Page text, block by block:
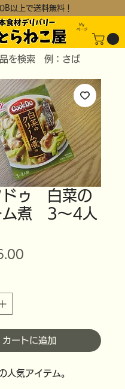
以上で送料無料！
My
​ページ
ドゥ 白菜の
ム煮 3～4人
カートに追加
人気アイテム。